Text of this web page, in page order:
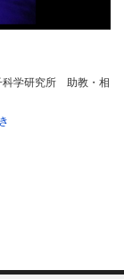
科学研究所 助教・相